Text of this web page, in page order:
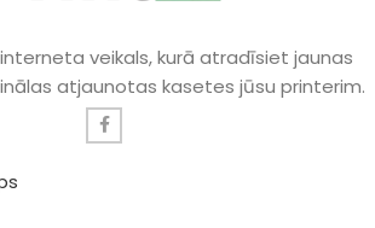
veikals, kurā atradīsiet jaunas
atjaunotas kasetes jūsu printerim.